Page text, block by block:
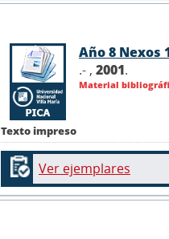
Texto impreso
Año 8 Nexos
.- , 2001.
Material
Ver ejemplares